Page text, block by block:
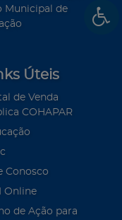
Municipal de
Úteis
de Venda
COHAPAR
Conosco
Online
de Ação para